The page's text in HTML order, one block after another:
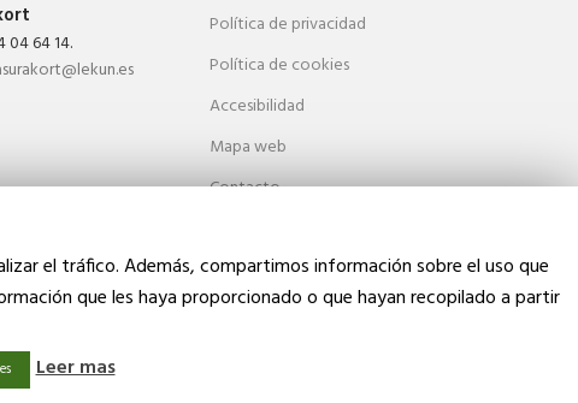
04 64 14.
Política de privacidad
Política de cookies
Accesibilidad
Mapa web
Contacto
el tráfico. Además, compartimos información sobre el uso que
que les haya proporcionado o que hayan recopilado a partir
Leer mas